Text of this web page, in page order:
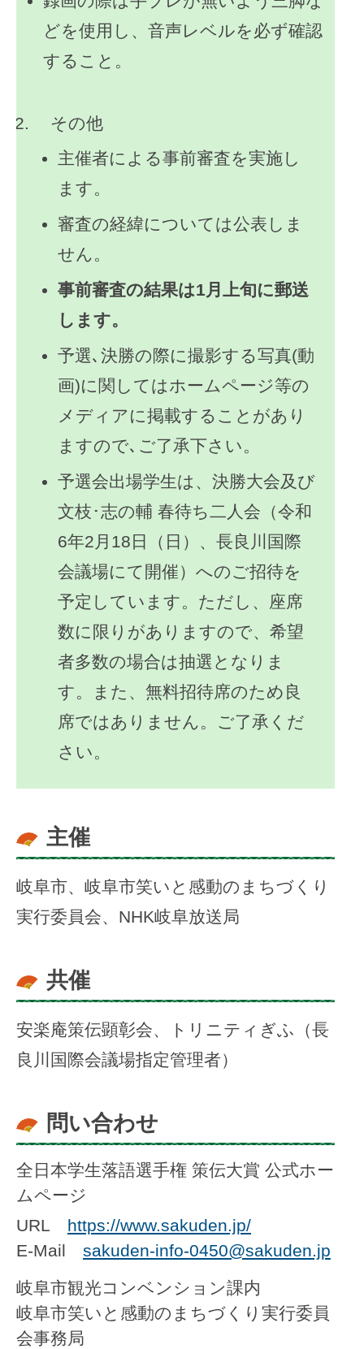
どを使用し、音声レベルを必ず確認
すること。
その他
主催者による事前審査を実施し
ます。
審査の経緯については公表しま
せん。
事前審査の結果は1月上旬に郵送
します。
予選､決勝の際に撮影する写真(動
画)に関してはホームページ等の
メディアに掲載することがあり
ますので､ご了承下さい。
予選会出場学生は、決勝大会及び
文枝･志の輔 春待ち二人会（令和
6年2月18日（日）、長良川国際
会議場にて開催）へのご招待を
予定しています。ただし、座席
数に限りがありますので、希望
者多数の場合は抽選となりま
す。また、無料招待席のため良
席ではありません。ご了承くだ
さい。
主催
岐阜市、岐阜市笑いと感動のまちづくり
実行委員会、NHK岐阜放送局
共催
安楽庵策伝顕彰会、トリニティぎふ（長
良川国際会議場指定管理者）
問い合わせ
全日本学生落語選手権 策伝大賞 公式ホー
ムページ
URL https://www.sakuden.jp/
E-Mail sakuden-info-0450@sakuden.jp
岐阜市観光コンベンション課内
岐阜市笑いと感動のまちづくり実行委員
会事務局